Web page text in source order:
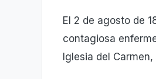
El 2 de agosto de
contagiosa
Iglesia del